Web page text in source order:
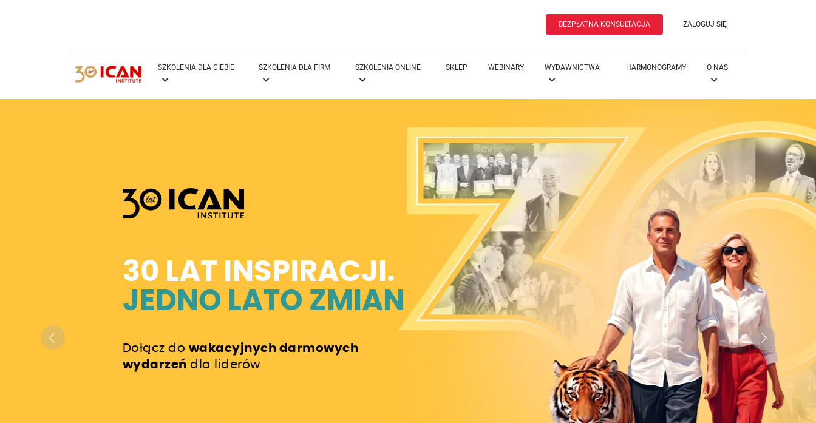
BEZPŁATNA KONSULTACJA ZALOGUJ SIĘ
SZKOLENIA DLA CIEBIE SZKOLENIA DLA FIRM SZKOLENIA ONLINE SKLEP WEBINARY WYDAWNICTWA HARMONOGRAMY O NAS
30 LAT INSPIRACJI.
JEDNO LATO ZMIAN
Dołącz do wakacyjnych darmowych
wydarzeń dla liderów